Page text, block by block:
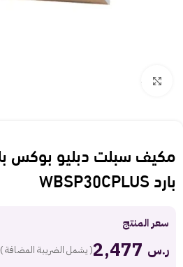
بارد WBSP30CPLUS
سعر المنتج
ر.س ( يشمل الضريبة المضافة )